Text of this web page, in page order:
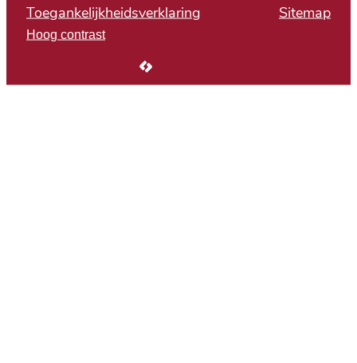
Toegankelijkheidsverklaring
Sitemap
Hoog contrast